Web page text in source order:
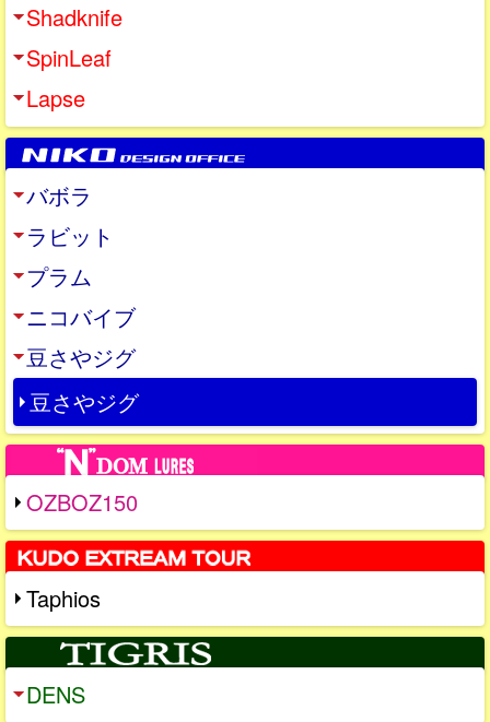
Shadknife
SpinLeaf
Lapse
バボラ
ラビット
プラム
ニコバイブ
豆さやジグ
豆さやジグ
OZBOZ150
Taphios
DENS